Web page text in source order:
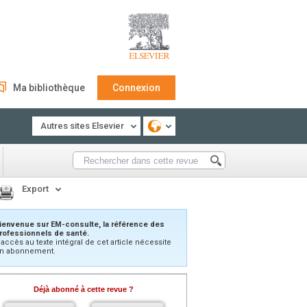
Ma bibliothèque Connexion
Autres sites Elsevier
Export
sur EM-consulte, la référence des
de santé.
au texte intégral de cet article nécessite
abonnement.
Déjà abonné à cette revue ?